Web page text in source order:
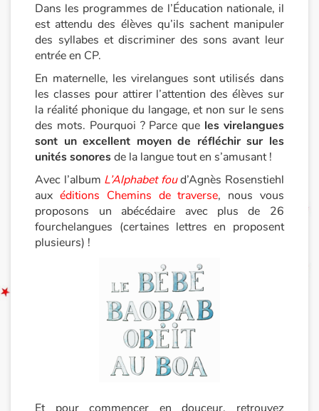
Art, espace, activité
Documentaires
En famille
Quotidien et loisirs
À l'école
Fêtes et évènements
Amour et amitié
Émotions et sentiments
Formats et illustrations
Catalogue anglais
Dans les programmes de l’Éducation nationale, il
est attendu des élèves qu’ils sachent manipuler
des syllabes et discriminer des sons avant leur
entrée en CP.
En maternelle, les virelangues sont utilisés dans
les classes pour attirer l’attention des élèves sur
la réalité phonique du langage, et non sur le sens
des mots. Pourquoi ? Parce que les virelangues
sont un excellent moyen de réfléchir sur les
unités sonoresde la langue tout en s’amusant !
Avec l’album L’Alphabet foud’Agnès Rosenstiehl
auxéditions Chemins de traverse, nous vous
proposons un abécédaire avec plus de 26
fourchelangues (certaines lettres en proposent
plusieurs) !